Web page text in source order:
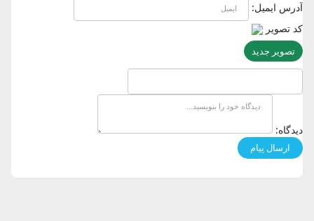
آدرس ایمیل:
کد تصویر
تصویر جدید
دیدگاه: